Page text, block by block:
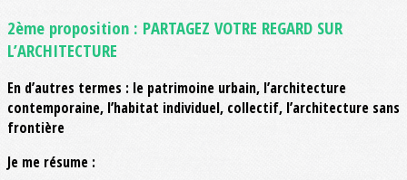
2ème proposition : PARTAGEZ VOTRE REGARD SUR
L’ARCHITECTURE
En d’autres termes : le patrimoine urbain, l’architecture
contemporaine, l’habitat individuel, collectif, l’architecture sans
frontière
Je me résume :